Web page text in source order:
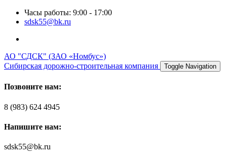
Часы работы: 9:00 - 17:00
sdsk55@bk.ru
АО "СДСК" (ЗАО «Номбус»)
Сибирская дорожно-строительная компания
Toggle Navigation
Позвоните нам:
8 (983) 624 4945
Напишите нам:
sdsk55@bk.ru